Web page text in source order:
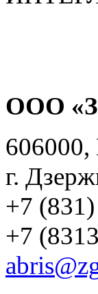
ООО
606000,
г.
+7
+7